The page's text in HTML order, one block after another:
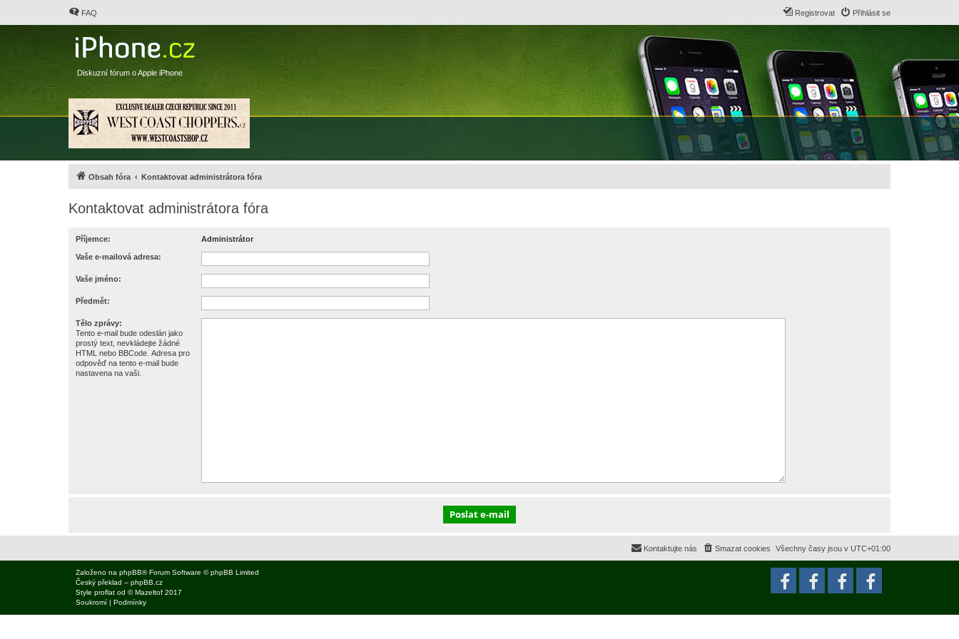
FAQ Přihlásit se
Registrovat
Diskuzní fórum o Apple iPhone
Obsah fóra Kontaktovat administrátora fóra
Kontaktovat administrátora fóra
Příjemce: Administrátor
Vaše e-mailová adresa:
Vaše jméno:
Předmět:
Tělo zprávy:
Tento e-mail bude odeslán jako
prostý text, nevkládejte žádné
HTML nebo BBCode. Adresa pro
odpověď na tento e-mail bude
nastavena na vaši.
Všechny časy jsou v UTC+01:00
Smazat cookies
Kontaktujte nás
Založeno na phpBB® Forum Software © phpBB Limited
Český překlad – phpBB.cz
Style proflat od ©Mazeltof 2017
Soukromí | Podmínky